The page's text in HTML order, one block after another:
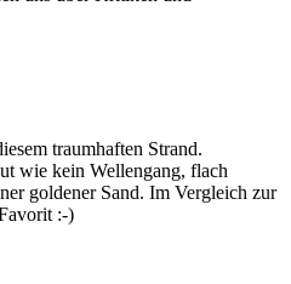
traumhaften Strand.
wie kein Wellengang, flach
goldener Sand. Im Vergleich zur
:-)